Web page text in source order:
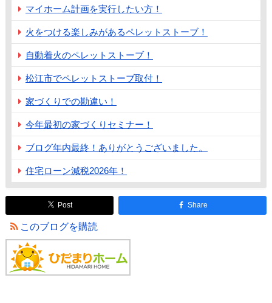
マイホーム計画を実行したい方！
火をつける楽しみがあるペレットストーブ！
自動着火のペレットストーブ！
松江市でペレットストーブ取付！
家づくりでの勘違い！
今年最初の家づくりセミナー！
ブログ年内最終！ありがとうございました。
住宅ローン減税2026年！
Post Share
このブログを購読